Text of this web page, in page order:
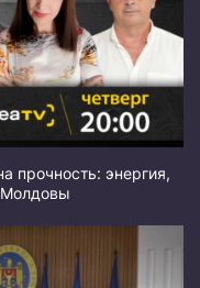
прочность: энергия,
Молдовы